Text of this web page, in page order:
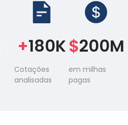
Cotações
analisadas
+180K
em milhas
pagas
$200M